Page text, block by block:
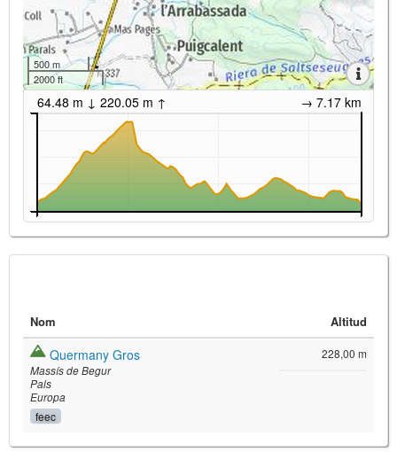
500 m
2000 ft
©Leaflet
64.48 m ↓ 220.05 m ↑ → 7.17 km
Nom Altitud
Quermany Gros
Massís de Begur
Pals
Europa
feec
228,00 m